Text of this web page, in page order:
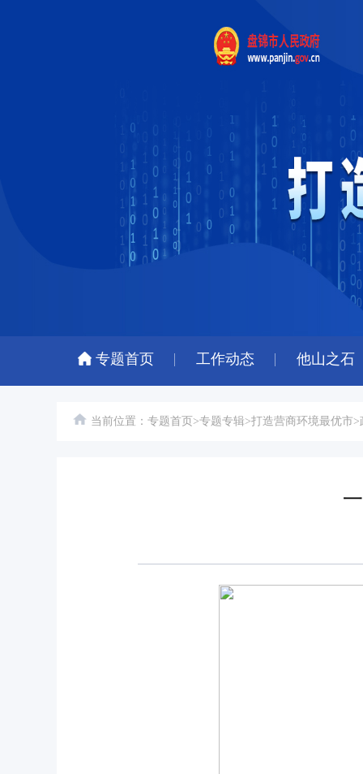
专题首页 工作动态 他山之石
当前位置： 专题首页 >专题专辑>打造营商环境最优市>